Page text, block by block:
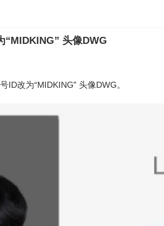
头像DWG
改为“MIDKING” 头像DWG。